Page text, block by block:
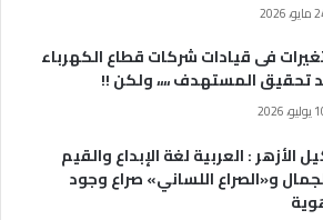
2026
فى قيادات شركات قطاع الكهرباء
تحقيق المستهدف ،،،، ولكن !!
2026
الأزهر : العربية لغة الإبداع والقيم
و«الصراع اللساني» صراع وجود